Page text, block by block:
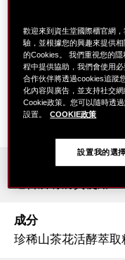
LISA愛用! 資生堂
1瓶有感 光澤透亮
全球專利「山茶花
針對肌膚老化根源
FAST 極速見效
時間掌控在我 實現
適合所有膚質使用
成分
珍稀山茶花活酵萃取
歡迎來到資生堂國際櫃官網
驗，並根據您的興趣來提供
的Cookies。 我們重視您的
程中提供協助，我們會使用
合作伙伴將透過cookies追蹤
化內容與廣告，並支持社交
Cookie政策。您可以隨時透
設置。
COOKIE政策
設置我的選擇